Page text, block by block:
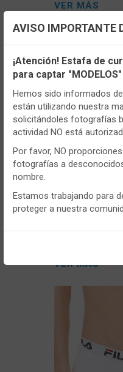
VER MÁS
- ADM48522
VER MÁS
Configuración de
Utilizamos cookies
persistentes, para hacer
página web y personalizar
Igualmente, utilizamos
la navegación que realizas
gustos y preferencias.
Puedesconfigurary
Para obtener más
cookies .
Configurar
AVISO IMPORTANTE
¡Atención! Estafa de
para captar "MODELOS"
Hemos sido informados
están utilizando nuestra
solicitándoles fotografías
actividad NO está
Por favor, NO
fotografías a
nombre.
Estamos trabajando para
proteger a nuestra